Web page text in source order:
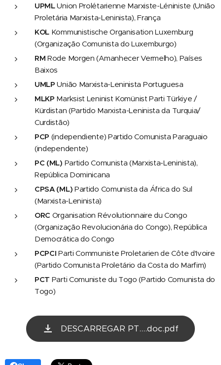
UPMLUnion Prolétarienne Marxiste-Léniniste (União
Proletária Marxista-Leninista), França
KOL Kommunistische Organisation Luxemburg
(Organização Comunista do Luxemburgo)
RM Rode Morgen (Amanhecer Vermelho), Países
Baixos
UMLPUnião Marxista-Leninista Portuguesa
MLKP Marksist Leninist Komünist Parti Türkiye /
Kürdistan (Partido Marxista-Leninista da Turquia/
Curdistão)
PCP (independiente) Partido Comunista Paraguaio
(independente)
PC (ML) Partido Comunista (Marxista-Leninista),
República Dominicana
CPSA (ML) Partido Comunista da África do Sul
(Marxista-Leninista)
ORC Organisation Révolutionnaire du Congo
(Organização Revolucionária do Congo), República
Democrática do Congo
PCPCI Parti Communiste Proletarien de Côte d'Ivoire
(Partido Comunista Proletário da Costa do Marfim)
PCT Parti Comuniste du Togo (Partido Comunista do
Togo)
DESCARREGAR PT....doc.pdf